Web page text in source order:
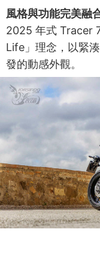
風格與功能完美融
2025 年式 Tracer
Life」理念，以緊
發的動感外觀。